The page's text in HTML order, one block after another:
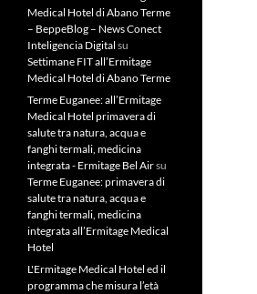
Medical Hotel di Abano Terme
– BeppeBlog – News Conect
Inteligencia Digital su
Settimane FIT all’Ermitage
Medical Hotel di Abano Terme
Terme Euganee: all’Ermitage
Medical Hotel primavera di
salute tra natura, acqua e
fanghi termali, medicina
integrata - Ermitage Bel Airsu
Terme Euganee: primavera di
salute tra natura, acqua e
fanghi termali, medicina
integrata all’Ermitage Medical
Hotel
L'Ermitage Medical Hotel ed il
programma che misura l’età